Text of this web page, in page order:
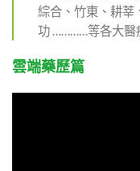
綜合、竹東、耕莘
功 …………等各大醫
雲端藥歷篇